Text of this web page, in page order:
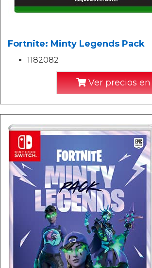
Fortnite: Minty Legends Pack
1182082
Ver precios